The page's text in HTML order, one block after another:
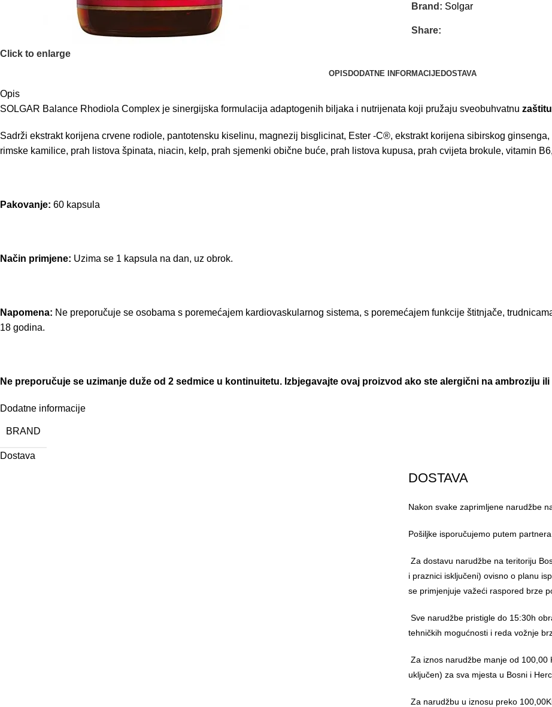
Click to enlarge
Brand: Solgar
Share:
OPISDODATNE INFORMACIJEDOSTAVA
Opis
SOLGAR Balance Rhodiola Complex je sinergijska formulacija adaptogenih biljaka i nutrijenata koji pružaju sveobuhvatnu
Sadrži ekstrakt korijena crvene rodiole, pantotensku kiselinu, magnezij bisglicinat, Ester -C®, ekstrakt korijena sibirskog
rimske kamilice, prah listova špinata, niacin, kelp, prah sjemenki obične buće, prah listova kupusa, prah cvijeta brokule, vitamin
Pakovanje: 60 kapsula
Način primjene: Uzima se 1 kapsula na dan, uz obrok.
Napomena: Ne preporučuje se osobama s poremećajem kardiovaskularnog sistema, s poremećajem funkcije štitnjače,
18 godina.
Ne preporučuje se uzimanje duže od 2 sedmice u kontinuitetu. Izbjegavajte ovaj proizvod ako ste alergični na ambroziju
Dodatne informacije
BRAND
Dostava
DOSTAVA
Nakon svake zaprimljene narudžbe
Pošiljke isporučujemo putem
Za dostavu narudžbe na teritoriju
i praznici isključeni) ovisno o planu
se primjenjuje važeći raspored brze
Sve narudžbe pristigle do 15:30h
tehničkih mogućnosti i reda vožnje
Za iznos narudžbe manje od 100,00
uključen) za sva mjesta u Bosni i
Za narudžbu u iznosu preko